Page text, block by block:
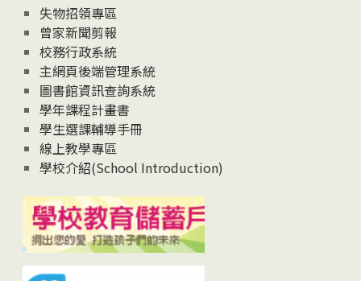
失物招領專區
曾家新聞剪報
校務行政系統
主網頁後端管理系統
圖書館資訊查詢系統
學年課程計畫書
學生選課輔導手冊
線上教學專區
學校介紹(School Introduction)